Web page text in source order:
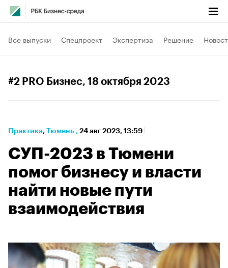
Все выпуски Спецпроект Экспертиза Решение
#2 PRO Бизнес, 18 октября 2023
Практика⁠, Тюмень , 24 авг 2023, 13:59
СУП-2023 в Тюмени
помог бизнесу и власти
найти новые пути
взаимодействия